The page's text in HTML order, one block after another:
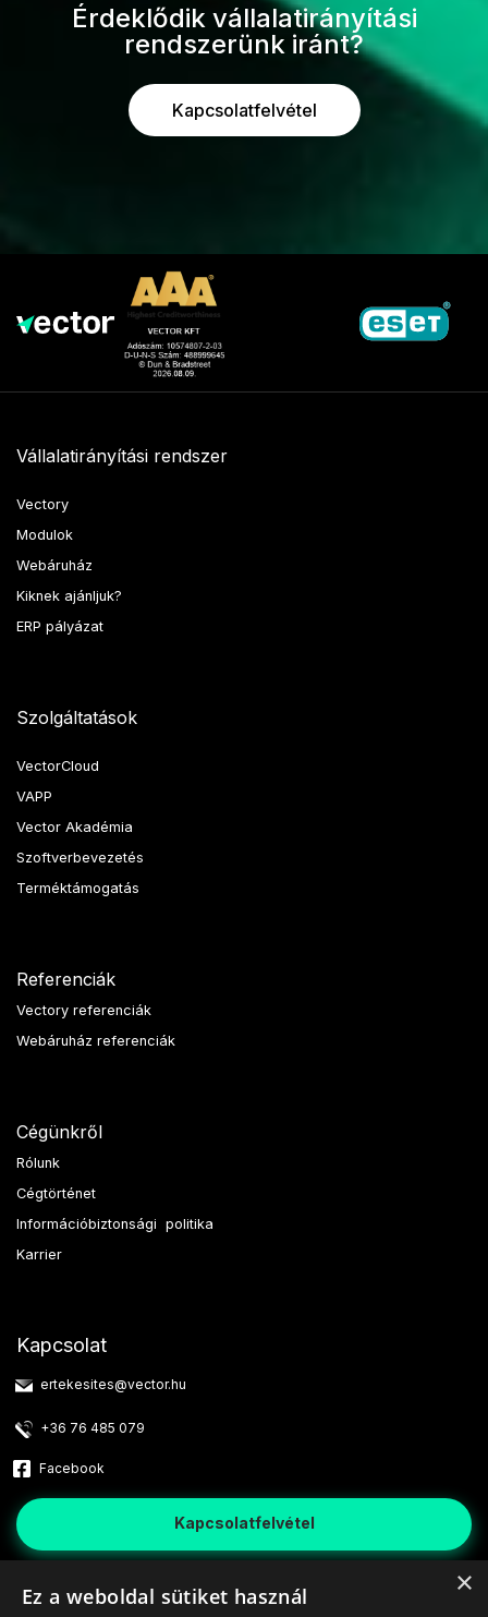
Érdeklődik vállalatirányítási
rendszerünk iránt?
Kapcsolatfelvétel
Vállalatirányítási rendszer
Vectory
Modulok
Webáruház
Kiknek ajánljuk?
ERP pályázat
Szolgáltatások
VectorCloud
VAPP
Vector Akadémia
Szoftverbevezetés
Terméktámogatás
Referenciák
Vectory referenciák
Webáruház referenciák
Cégünkről
Rólunk
Cégtörténet
Információbiztonsági politika
Karrier
Kapcsolat
ertekesites@vector.hu
+36 76 485 079
Facebook
Kapcsolatfelvétel
×
Ez a weboldal sütiket használ